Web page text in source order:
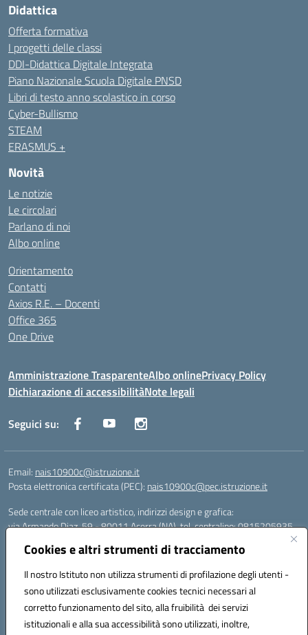
Cookies e altri strumenti di tracciamento
Il nostro Istituto non utilizza strumenti di profilazione degli utenti -
sono utilizzati esclusivamente cookies tecnici necessari al
corretto funzionamento del sito, alla fruibilità dei servizi
istituzionali e alla sua accessibilità sono utilizzati, inoltre,
Didattica
Offerta formativa
I progetti delle classi
DDI-Didattica Digitale Integrata
Piano Nazionale Scuola Digitale PNSD
Libri di testo anno scolastico in corso
Cyber-Bullismo
STEAM
ERASMUS +
Novità
Le notizie
Le circolari
Parlano di noi
Albo online
Orientamento
Contatti
Axios R.E. – Docenti
Office 365
One Drive
Amministrazione TrasparenteAlbo onlinePrivacy Policy
Dichiarazione di accessibilitàNote legali
Seguici su:
Email: nais10900c@istruzione.it
Posta elettronica certificata (PEC): nais10900c@pec.istruzione.it
Sede centrale con liceo artistico, indirizzi design e grafica:
via Armando Diaz, 59 - 80011 Acerra (NA), tel. centralino: 0815205935
via T. Campanella, 80011 Acerra (NA), tel/fax: 0818850905
Sede succursale con liceo musicale:
via S. Pellico, 80011 Acerra (NA), tel: 08119660921
Email: nais10900c@istruzione.it | PEC: nais10900c@pec.istruzione.it |
Nome Ufficio PA: Uff_eFatturaPA | Codice Univoco ufficio: UFOYYV |
C.Fisc: 93056740637